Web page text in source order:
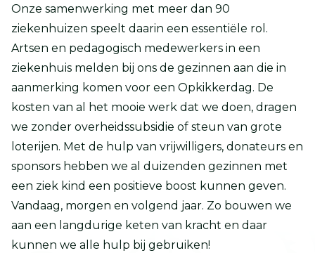
Onze samenwerking met meer dan 90
ziekenhuizen speelt daarin een essentiële rol.
Artsen en pedagogisch medewerkers in een
ziekenhuis melden bij ons de gezinnen aan die in
aanmerking komen voor een Opkikkerdag. De
kosten van al het mooie werk dat we doen, dragen
we zonder overheidssubsidie of steun van grote
loterijen. Met de hulp van vrijwilligers, donateurs en
sponsors hebben we al duizenden gezinnen met
een ziek kind een positieve boost kunnen geven.
Vandaag, morgen en volgend jaar. Zo bouwen we
aan een langdurige keten van kracht en daar
kunnen we alle hulp bij gebruiken!